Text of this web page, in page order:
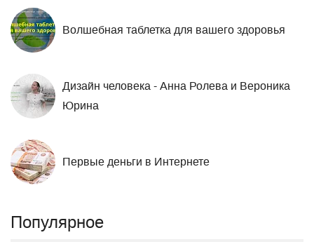
Волшебная таблетка для вашего здоровья
Дизайн человека - Анна Ролева и Вероника
Юрина
Первые деньги в Интернете
Популярное